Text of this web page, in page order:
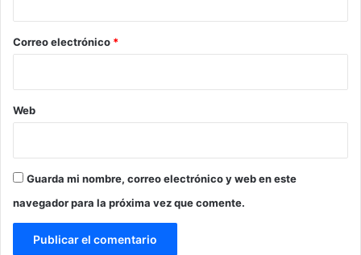
*
Correo electrónico *
Web
Guarda mi nombre, correo electrónico y web en este
navegador para la próxima vez que comente.